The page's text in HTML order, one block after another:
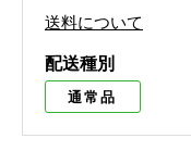
送料について
配送種別
通常品